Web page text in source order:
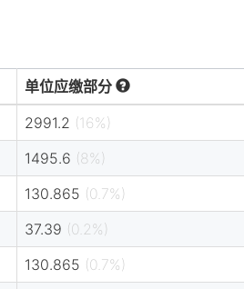
单位应缴部分
2991.2 (16%)
1495.6 (8%)
130.865 (0.7%)
37.39 (0.2%)
130.865 (0.7%)